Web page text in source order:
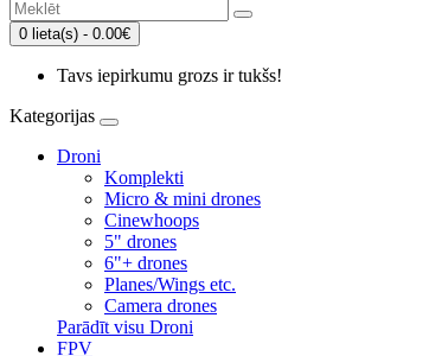
0 lieta(s) - 0.00€
Tavs iepirkumu grozs ir tukšs!
Kategorijas
Droni
Komplekti
Micro & mini drones
Cinewhoops
5" drones
6"+ drones
Planes/Wings etc.
Camera drones
Parādīt visu Droni
FPV